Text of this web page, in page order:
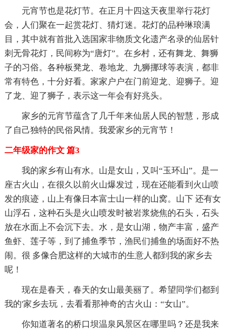
元宵节也是花灯节。在正月十四这天夜里举行花灯
会，人们聚在一起赏花灯、猜灯迷。花灯的品种琳琅满
目，其中就有首批入选国家非物质文化遗产名录的仙居针
刺无骨花灯，民间称为“唐灯”。在乡村，还有舞龙、舞狮
子的习俗。各种板凳龙、卷地龙、九狮挪球等表演，都非
常有特色，十分好看。家家户户在门前迎龙、迎狮子。迎
了龙、迎了狮子，表示这一年会有好兆头。
家乡的元宵节蕴含了几千年来仙居人民的智慧，形成
了自己独特的民俗风情。我爱家乡的元宵节！
二年级家的作文 篇3
我的家乡有山有水。山是女山，又叫“玉环山”。是一
座古火山，在很久以前火山爆发过，现在还能看到火山喷
发的痕迹，山上有像日本富士山一样的山窝。山下 还有女
山浮石，这种石头是火山喷发时被岩浆烧焦的石头，石头
放在水面上不会沉下去。水，是女山湖，物产丰富，盛产
鱼虾、莲子等，到了捕鱼季节，渔民们捕鱼的场面好不热
闹。很 多像合肥这样的大城市的生意人都到我的家乡去
呢！
现在是春天，春天的女山最美丽了。希望同学们都到
我的'家乡去玩，去看看那神奇的古火山：“女山”。
你知道著名的桥口坝温泉风景区在哪里吗？还是我来